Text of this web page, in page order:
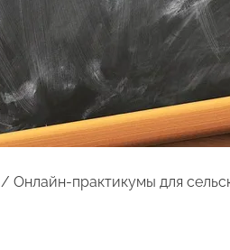
/ Онлайн‑практикумы для